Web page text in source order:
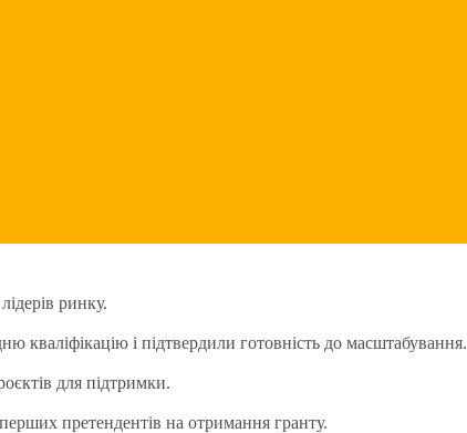
ринку.
і підтвердили готовність до масштабування.
для підтримки.
претендентів на отримання гранту.